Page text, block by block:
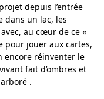
depuis l’entrée
dans un lac, les
au cœur de ce «
pour jouer aux cartes,
encore réinventer le
fait d’ombres et
.